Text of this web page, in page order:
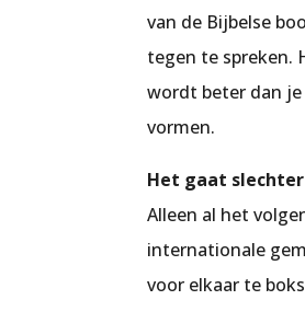
van de Bijbelse
tegen te spreken.
wordt beter dan
vormen.
Het gaat
Alleen al het
internationale
voor elkaar te